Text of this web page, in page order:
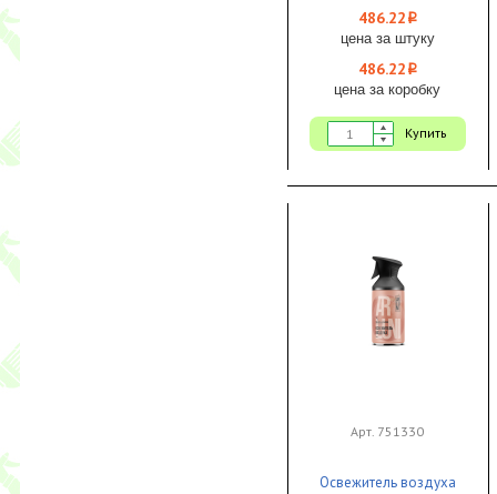
аэрозольный 1/12 ЧЗ
486.22 i
цена за штуку
486.22 i
цена за коробку
Купить
Арт. 751330
Освежитель воздуха